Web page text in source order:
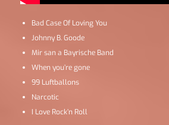
Bad Case Of Loving You
Johnny B. Goode
Mir san a Bayrische Band
When you’re gone
99 Luftballons
Narcotic
I Love Rock’n Roll